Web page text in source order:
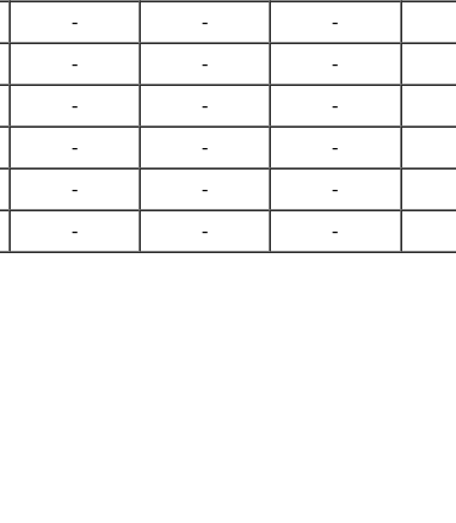
- - -
- - -
- - -
- - -
- - -
- - -